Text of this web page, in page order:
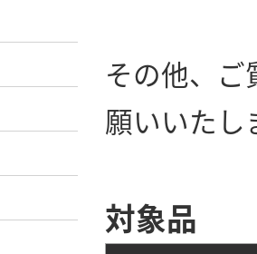
その他、
願いいたし
対象品